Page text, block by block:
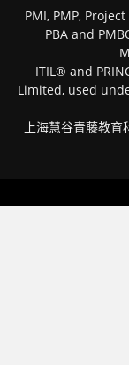
PMI, PMP,
PBA and
ITIL® and
Limited, used
上海慧谷青藤教